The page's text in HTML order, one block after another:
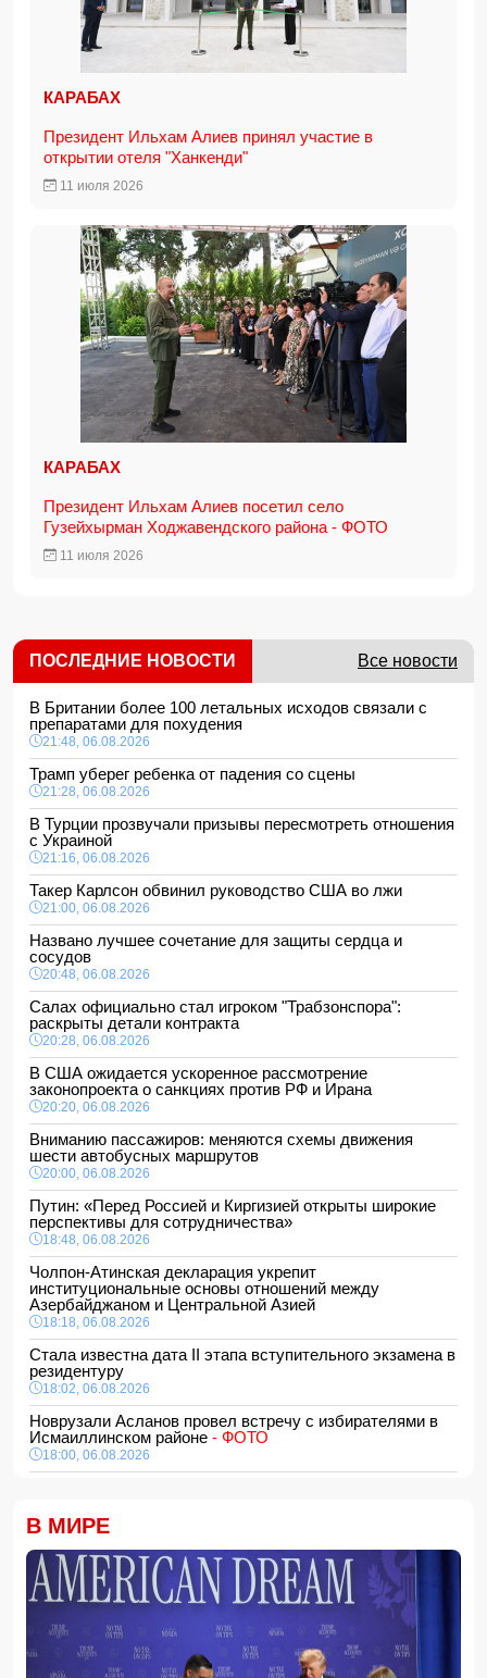
КАРАБАХ
Президент Ильхам Алиев принял участие в
открытии отеля "Ханкенди"
11 июля 2026
КАРАБАХ
Президент Ильхам Алиев посетил село
Гузейхырман Ходжавендского района - ФОТО
11 июля 2026
ПОСЛЕДНИЕ НОВОСТИ Все новости
В Британии более 100 летальных исходов связали с
препаратами для похудения
21:48, 06.08.2026
Трамп уберег ребенка от падения со сцены
21:28, 06.08.2026
В Турции прозвучали призывы пересмотреть отношения
с Украиной
21:16, 06.08.2026
Такер Карлсон обвинил руководство США во лжи
21:00, 06.08.2026
Названо лучшее сочетание для защиты сердца и
сосудов
20:48, 06.08.2026
Салах официально стал игроком "Трабзонспора":
раскрыты детали контракта
20:28, 06.08.2026
В США ожидается ускоренное рассмотрение
законопроекта о санкциях против РФ и Ирана
20:20, 06.08.2026
Вниманию пассажиров: меняются схемы движения
шести автобусных маршрутов
20:00, 06.08.2026
Путин: «Перед Россией и Киргизией открыты широкие
перспективы для сотрудничества»
18:48, 06.08.2026
Чолпон-Атинская декларация укрепит
институциональные основы отношений между
Азербайджаном и Центральной Азией
18:18, 06.08.2026
Стала известна дата II этапа вступительного экзамена в
резидентуру
18:02, 06.08.2026
Новрузали Асланов провел встречу с избирателями в
Исмаиллинском районе - ФОТО
18:00, 06.08.2026
16:48, 06.08.2026
Джейхун Байрамов и Андрей Сибига проводят встречу в
Киеве
16:28, 06.08.2026
Гави покрасил волосы в розовый цвет в честь победы
Испании на ЧМ-2026
16:16, 06.08.2026
В МИРЕ